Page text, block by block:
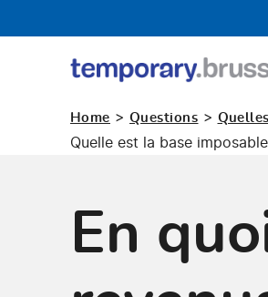
occupation
Home > Questions >
Quelle est la base
En